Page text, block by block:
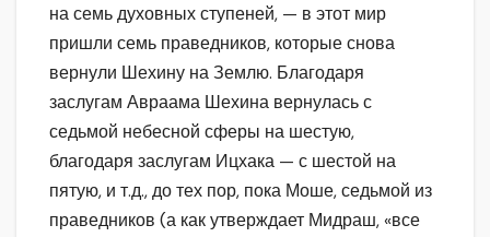
на семь духовных ступеней, — в этот мир
пришли семь праведников, которые снова
вернули Шехину на Землю. Благодаря
заслугам Авраама Шехина вернулась с
седьмой небесной сферы на шестую,
благодаря заслугам Ицхака — с шестой на
пятую, и т.д., до тех пор, пока Моше, седьмой из
праведников (а как утверждает Мидраш, «все